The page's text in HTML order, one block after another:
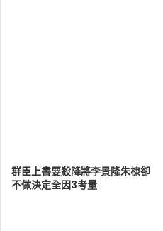
群臣上書要殺降將李景隆朱棣卻
不做決定全因3考量